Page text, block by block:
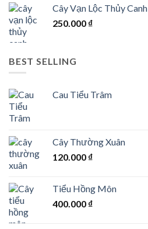
Cây Vạn Lộc Thủy Canh
250.000 ₫
BEST SELLING
Cau Tiểu Trâm
Cây Thường Xuân
120.000 ₫
Tiểu Hồng Môn
400.000 ₫